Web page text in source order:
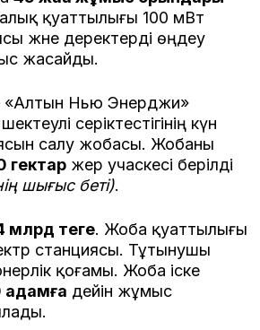
қуаттылығы 100 мВт
және деректерді өңдеу
жасайды.
Нью Энерджи»
серіктестігінің күн
салу жобасы. Жобаны
гектар жер учаскесі берілді
шығыс беті).
млрд теңге. Жоба қуаттылығы
станциясы. Тұтынушы
қоғамы. Жоба іске
адамға дейін жұмыс